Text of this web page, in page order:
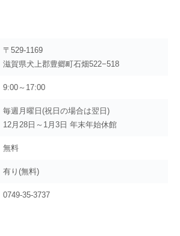
〒529-1169
滋賀県犬上郡豊郷町石畑522−518
9:00～17:00
毎週月曜日(祝日の場合は翌日)
12月28日～1月3日 年末年始休館
無料
有り(無料)
0749-35-3737